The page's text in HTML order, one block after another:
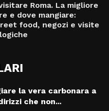
Roma. La migliore
e dove mangiare:
food, negozi e visite
la vera carbonara a
che non...